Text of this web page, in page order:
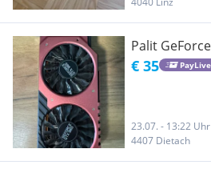
Palit
€ 35
23.07. - 13:22 Uhr
4407 Dietach